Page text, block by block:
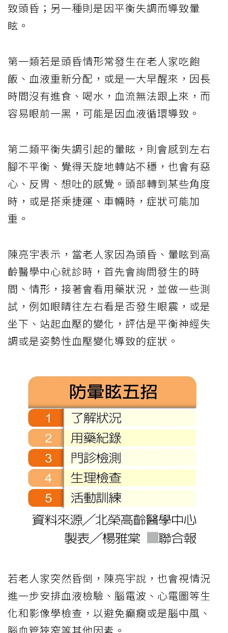
致頭昏；另一種則是因平衡失調而導致暈
眩。
第一類若是頭昏情形常發生在老人家吃飽
飯、血液重新分配，或是一大早醒來，因長
時間沒有進食、喝水，血流無法跟上來，而
容易眼前一黑，可能是因血液循環導致。
第二類平衡失調引起的暈眩，則會感到左右
腳不平衡、覺得天旋地轉站不穩，也會有惡
心、反胃、想吐的感覺。頭部轉到某些角度
時，或是搭乘捷運、車輛時，症狀可能加
重。
陳亮宇表示，當老人家因為頭昏、暈眩到高
齡醫學中心就診時，首先會詢問發生的時
間、情形，接著會看用藥狀況，並做一些測
試，例如眼睛往左右看是否發生眼震，或是
坐下、站起血壓的變化，評估是平衡神經失
調或是姿勢性血壓變化導致的症狀。
若老人家突然昏倒，陳亮宇說，也會視情況
進一步安排血液檢驗、腦電波、心電圖等生
化和影像學檢查，以避免癲癇或是腦中風、